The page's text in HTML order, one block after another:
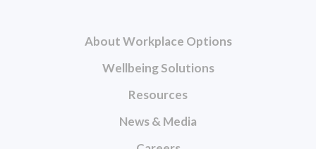
About Workplace Options
Wellbeing Solutions
Resources
News & Media